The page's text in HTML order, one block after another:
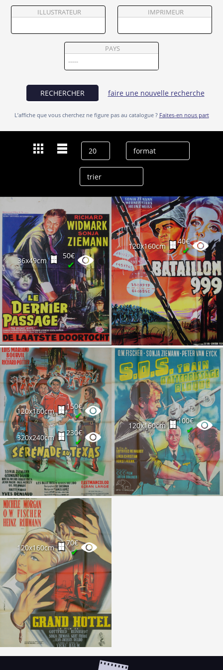
Vendre
ILLUSTRATEUR IMPRIMEUR
PAYS
RECHERCHER faire une nouvelle recherche
L’affiche que vous cherchez ne figure pas au catalogue ? Faites-en nous part
36x49cm
50€
✔
120x160cm
40€
✔
120x160cm
150€
✔
320x240cm
230€
✔
120x160cm
100€
✔
120x160cm
70€
✔